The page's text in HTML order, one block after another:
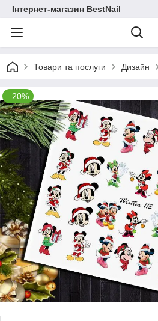
Інтернет-магазин BestNail
Товари та послуги Дизайн
–20%